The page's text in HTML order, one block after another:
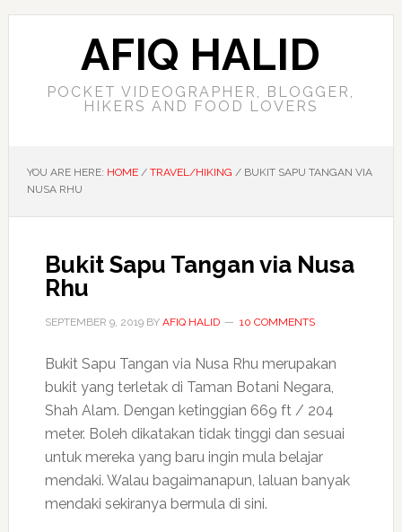
AFIQ HALID
POCKET VIDEOGRAPHER, BLOGGER,
HIKERS AND FOOD LOVERS
YOU ARE HERE: HOME / TRAVEL/HIKING /BUKIT SAPU TANGAN VIA
NUSA RHU
Bukit Sapu Tangan via Nusa
Rhu
SEPTEMBER 9, 2019BY AFIQ HALID 10 COMMENTS
Bukit Sapu Tangan via Nusa Rhu merupakan
bukit yang terletak di Taman Botani Negara,
Shah Alam. Dengan ketinggian 669 ft / 204
meter. Boleh dikatakan tidak tinggi dan sesuai
untuk mereka yang baru ingin mula belajar
mendaki. Walau bagaimanapun, laluan banyak
mendaki sekiranya bermula di sini.